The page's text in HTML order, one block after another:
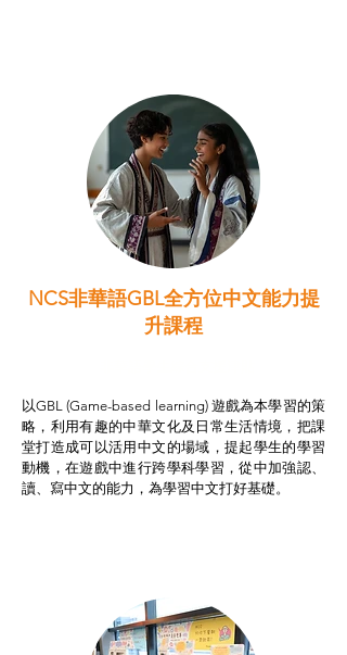
NCS非華語GBL全方位中文能力提
升課程
以GBL (Game-based learning) 遊戲為本學習的策
略，利用有趣的中華文化及日常生活情境，把課
堂打造成可以活用中文的場域，提起學生的學習
動機，在遊戲中進行跨學科學習，從中加強認、
讀、寫中文的能力，為學習中文打好基礎。